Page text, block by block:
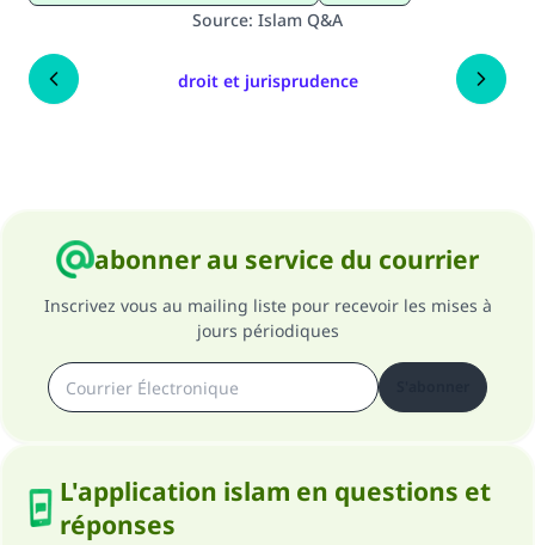
Source: Islam Q&A
droit et jurisprudence
abonner au service du courrier
Inscrivez vous au mailing liste pour recevoir les mises à
jours périodiques
L'application islam en questions et
réponses